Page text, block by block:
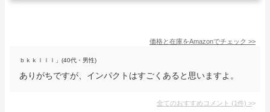
価格と在庫をAmazonでチェック >>
ｂｋｋｌｌｌ」(40代・男性)
ありがちですが、インパクトはすごくあると思いますよ。
全てのおすすめコメント (1件) >